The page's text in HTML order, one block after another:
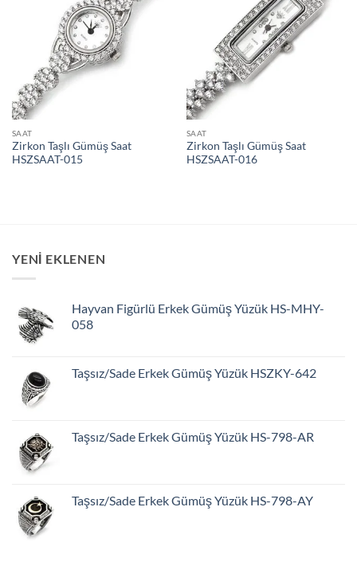
Listeme
SAAT
Zirkon Taşlı Gümüş Saat
HSZSAAT-015
Listeme
Ekle
SAAT
Zirkon Taşlı Gümüş Saat
HSZSAAT-016
YENİ EKLENEN
Hayvan Figürlü Erkek Gümüş Yüzük HS-MHY-
058
Taşsız/Sade Erkek Gümüş Yüzük HSZKY-642
Taşsız/Sade Erkek Gümüş Yüzük HS-798-AR
Taşsız/Sade Erkek Gümüş Yüzük HS-798-AY